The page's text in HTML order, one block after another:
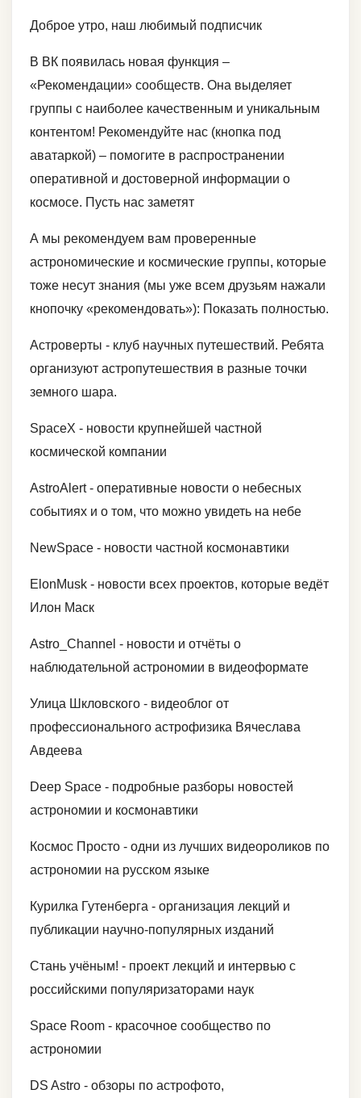
Доброе утро, наш любимый подписчик
В ВК появилась новая функция –
«Рекомендации» сообществ. Она выделяет
группы с наиболее качественным и уникальным
контентом! Рекомендуйте нас (кнопка под
аватаркой) – помогите в распространении
оперативной и достоверной информации о
космосе. Пусть нас заметят
А мы рекомендуем вам проверенные
астрономические и космические группы, которые
тоже несут знания (мы уже всем друзьям нажали
кнопочку «рекомендовать»): Показать полностью.
Астроверты - клуб научных путешествий. Ребята
организуют астропутешествия в разные точки
земного шара.
SpaceX - новости крупнейшей частной
космической компании
AstroAlert - оперативные новости о небесных
событиях и о том, что можно увидеть на небе
NewSpace - новости частной космонавтики
ElonMusk - новости всех проектов, которые ведёт
Илон Маск
Astro_Channel - новости и отчёты о
наблюдательной астрономии в видеоформате
Улица Шкловского - видеоблог от
профессионального астрофизика Вячеслава
Авдеева
Deep Space - подробные разборы новостей
астрономии и космонавтики
Космос Просто - одни из лучших видеороликов по
астрономии на русском языке
Курилка Гутенберга - организация лекций и
публикации научно-популярных изданий
Стань учёным! - проект лекций и интервью с
российскими популяризаторами наук
Space Room - красочное сообщество по
астрономии
DS Astro - обзоры по астрофото,